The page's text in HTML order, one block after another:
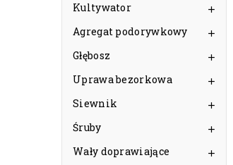
Kultywator 
Agregat podorywkowy 
Głębosz 
Uprawa bezorkowa 
Siewnik 
Śruby 
Wały doprawiające 